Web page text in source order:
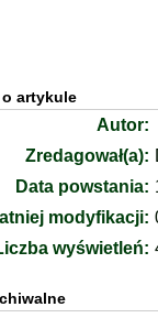
artykule
Autor:
Zredagował(a):
Data powstania:
modyfikacji:
wyświetleń: